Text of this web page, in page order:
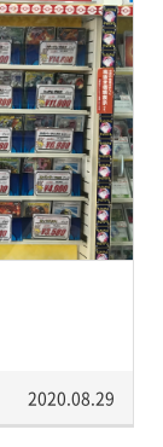
2020.08.29